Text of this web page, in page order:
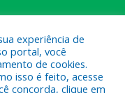
experiência de
portal, você
de cookies.
isso é feito, acesse
concorda, clique em